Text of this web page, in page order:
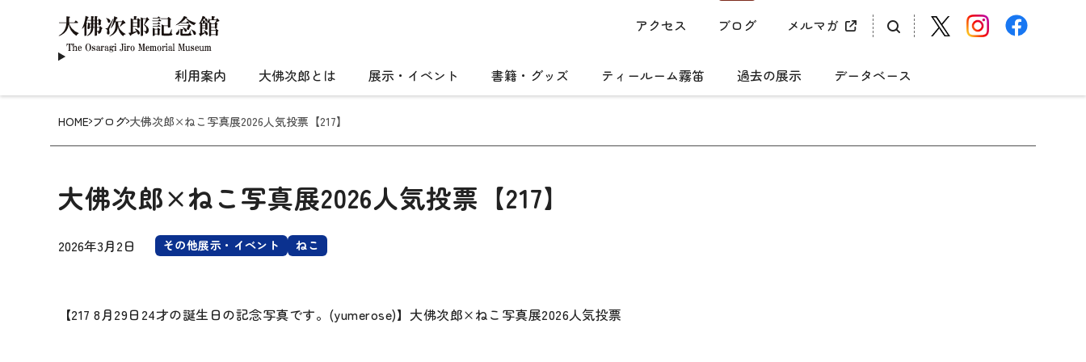
アクセス ブログ メルマガ
利用案内 大佛次郎とは 展示・イベント 書籍・グッズ ティールーム霧笛 過去の展示 データベース
HOME ブログ 大佛次郎×ねこ写真展2026人気投票【217】
大佛次郎×ねこ写真展2026人気投票【217】
2026年3月2日 その他展示・イベント ねこ
【217 8月29日24才の誕生日の記念写真です。(yumerose)】大佛次郎×ねこ写真展2026人気投票